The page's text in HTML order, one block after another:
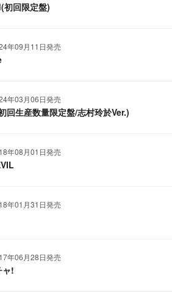
回限定盤)
年09月11日発売
年03月06日発売
回生産数量限定盤/志村玲於Ver.)
年08月01日発売
年01月31日発売
年06月28日発売
ャ!